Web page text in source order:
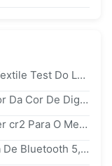
Cor Portátil Profissional De Check Textile Test Do Leitor Da Cor Do Colorímetro
Leitor Portátil cr3 Da Cor Do Medidor Da Cor De Digitas Do Colorímetro Silk Para O Equipamento De LABORATÓRIO Do CIE
Silk Colorímetro Portátil ColorReader cr2 Para O Medidor Da Diferença Da Cor Do Cartão De Pantone
Iluminação Que Encontra A Abertura De Bluetooth 5,0 8mm Do Colorímetro Do Bolso De Silk cr2